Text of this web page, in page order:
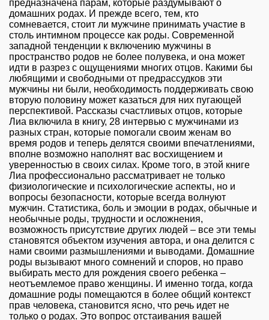
предназначена парам, которые раздумывают о
домашних родах. И прежде всего, тем, кто
сомневается, стоит ли мужчине принимать участие в
столь интимном процессе как роды. Современной
западной тенденции к включению мужчины в
пространство родов не более полувека, и она может
идти в разрез с ощущениями многих отцов. Какими бы
любящими и свободными от предрассудков эти
мужчины ни были, необходимость поддерживать свою
вторую половину может казаться для них пугающей
перспективой. Рассказы счастливых отцов, которые
Лиа включила в книгу, 28 интервью с мужчинами из
разных стран, которые помогали своим женам во
время родов и теперь делятся своими впечатлениями,
вполне возможно наполнят вас восхищением и
уверенностью в своих силах. Кроме того, в этой книге
Лиа профессионально рассматривает не только
физиологические и психологические аспекты, но и
вопросы безопасности, которые всегда волнуют
мужчин. Статистика, боль и эмоции в родах, обычные и
необычные роды, трудности и осложнения,
возможность присутствие других людей – все эти темы
становятся объектом изучения автора, и она делится с
нами своими размышлениями и выводами. Домашние
роды вызывают много сомнений и споров, но право
выбирать место для рождения своего ребенка –
неотъемлемое право женщины. И именно тогда, когда
домашние роды помещаются в более общий контекст
прав человека, становится ясно, что речь идет не
только о родах. Это вопрос отстаивания вашей